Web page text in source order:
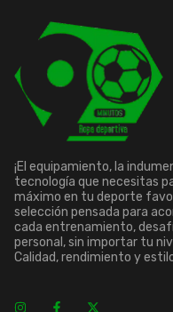
¡El equipamiento, la
tecnología que necesitas
máximo en tu deporte
selección pensada para
cada entrenamiento,
personal, sin importar tu
Calidad, rendimiento y